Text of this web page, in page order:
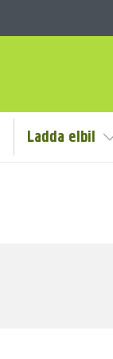
Göm undermeny
Ladda elbil